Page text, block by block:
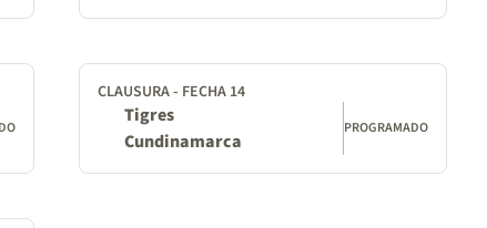
CLAUSURA - FECHA 14
Tigres
Cundinamarca
PROGRAMADO